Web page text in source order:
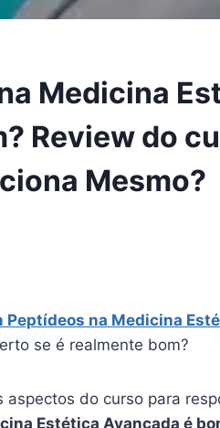
Medicina
Review do
Mesmo?
Peptídeos na Medicina
se é realmente bom?
do curso para
Estética Avançada é